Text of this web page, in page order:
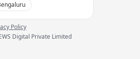
Policy
Digital Private Limited